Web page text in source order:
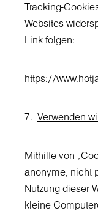
Tracking-
Websites
Link folgen:
https://
7. Verwenden
Mithilfe von
anonyme, nicht
Nutzung dieser
kleine